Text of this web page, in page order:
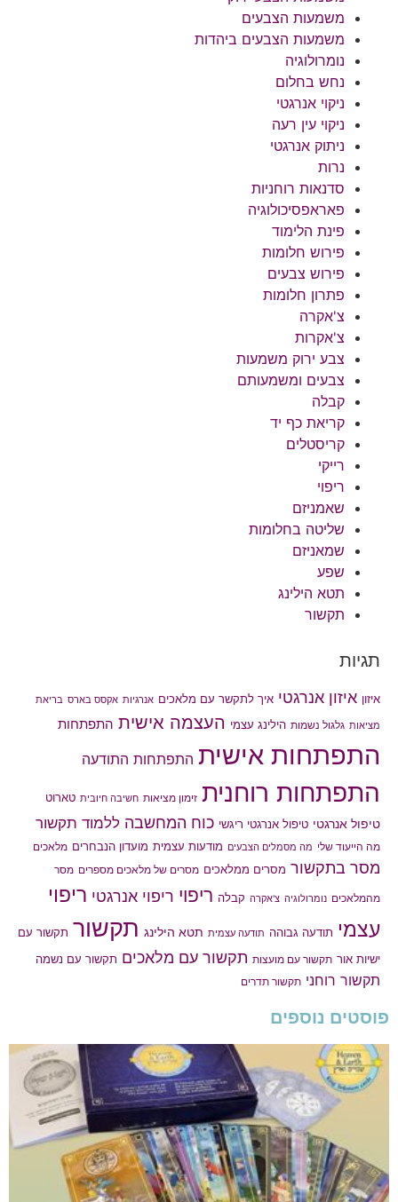
משמעות הצבעים
משמעות הצבעים ביהדות
נומרולוגיה
נחש בחלום
ניקוי אנרגטי
ניקוי עין רעה
ניתוק אנרגטי
נרות
סדנאות רוחניות
פאראפסיכולוגיה
פינת הלימוד
פירוש חלומות
פירוש צבעים
פתרון חלומות
צ'אקרה
צ'אקרות
צבע ירוק משמעות
צבעים ומשמעותם
קבלה
קריאת כף יד
קריסטלים
רייקי
ריפוי
שאמניזם
שליטה בחלומות
שמאניזם
שפע
תטא הילינג
תקשור
תגיות
איזון איזון אנרגטי איך לתקשר עם מלאכים אנרגיות אקסס בארס בריאת
מציאות גלגול נשמות הילינג עצמי העצמה אישית התפתחות
התפתחות אישית התפתחות התודעה
התפתחות רוחנית זימון מציאות חשיבה חיובית טארוט
טיפול אנרגטי טיפול אנרגטי ריגשי כוח המחשבה ללמוד תקשור
מה הייעוד שלי מה מסמלים הצבעים מודעות עצמית מועדון הנבחרים מלאכים
מסר בתקשור מסרים ממלאכים מסרים של מלאכים מספרים מסר
מהמלאכים נומרולוגיה צ'אקרה קבלה ריפוי ריפוי אנרגטי ריפוי
עצמי תודעה גבוהה תודעה עצמית תטא הילינג תקשור תקשור עם
ישיות אור תקשור עם מועצות תקשור עם מלאכים תקשור עם נשמה
תקשור רוחני תקשור תדרים
פוסטים נוספים